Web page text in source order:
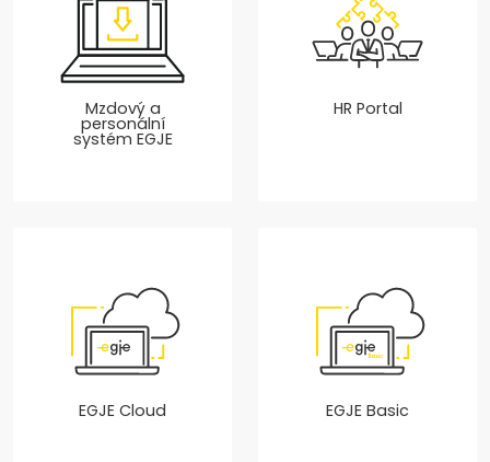
Mzdový a
personální
systém EGJE
HR Portal
EGJE Cloud EGJE Basic